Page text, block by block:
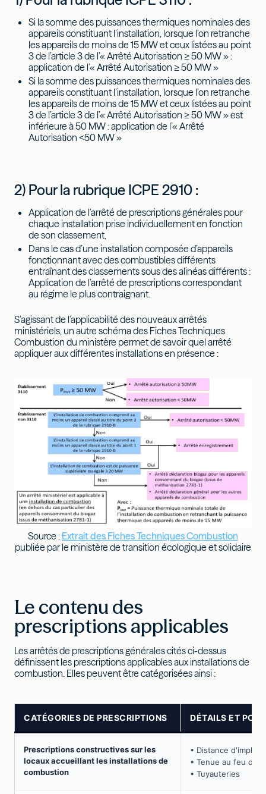
Si la somme des puissances thermiques nominales des
appareils constituant l’installation, lorsque l’on retranche
les appareils de moins de 15 MW et ceux listées au point
3 de l’article 3 de l’« Arrêté Autorisation ≥ 50 MW » :
application de l’« Arrêté Autorisation ≥ 50 MW »
Si la somme des puissances thermiques nominales des
appareils constituant l’installation, lorsque l’on retranche
les appareils de moins de 15 MW et ceux listées au point
3 de l’article 3 de l’« Arrêté Autorisation ≥ 50 MW » est
inférieure à 50 MW : application de l’« Arrêté
Autorisation <50 MW »
2) Pour la rubrique ICPE 2910 :
Application de l’arrêté de prescriptions générales pour
chaque installation prise individuellement en fonction
de son classement,
Dans le cas d’une installation composée d’appareils
fonctionnant avec des combustibles différents
entraînant des classements sous des alinéas différents :
Application de l’arrêté de prescriptions correspondant
au régime le plus contraignant.
S’agissant de l’applicabilité des nouveaux arrêtés
ministériels, un autre schéma des Fiches Techniques
Combustion du ministère permet de savoir quel arrêté
appliquer aux différentes installations en présence :
Source : Extrait des Fiches Techniques Combustion
publiée par le ministère de transition écologique et solidaire
Le contenu des
prescriptions applicables
Les arrêtés de prescriptions générales cités ci-dessus
définissent les prescriptions applicables aux installations de
combustion. Elles peuvent être catégorisées ainsi :
CATÉGORIES DE PRESCRIPTIONS DÉTAILS ET
Prescriptions constructives sur les
locaux accueillant les installations de
combustion
• Distance
• Tenue au feu des
• Tuyauteries